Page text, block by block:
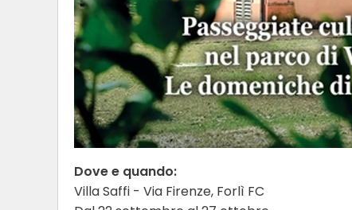
Dove e quando:
Villa Saffi - Via Firenze, Forlì FC